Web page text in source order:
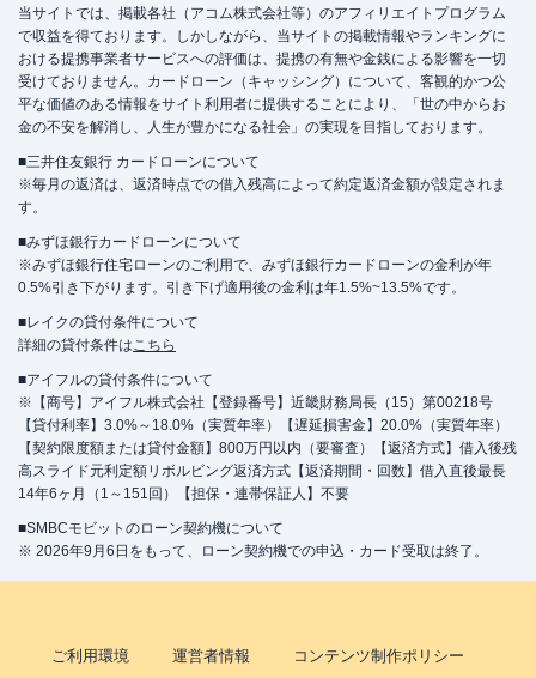
当サイトでは、掲載各社（アコム株式会社等）のアフィリエイトプログラム
で収益を得ております。しかしながら、当サイトの掲載情報やランキングに
おける提携事業者サービスへの評価は、提携の有無や金銭による影響を一切
受けておりません。カードローン（キャッシング）について、客観的かつ公
平な価値のある情報をサイト利用者に提供することにより、「世の中からお
金の不安を解消し、人生が豊かになる社会」の実現を目指しております。
■三井住友銀行 カードローンについて
※毎月の返済は、返済時点での借入残高によって約定返済金額が設定されま
す。
■みずほ銀行カードローンについて
※みずほ銀行住宅ローンのご利用で、みずほ銀行カードローンの金利が年
0.5%引き下がります。引き下げ適用後の金利は年1.5%~13.5%です。
■レイクの貸付条件について
詳細の貸付条件はこちら
■アイフルの貸付条件について
※【商号】アイフル株式会社【登録番号】近畿財務局長（15）第00218号
【貸付利率】3.0%～18.0%（実質年率）【遅延損害金】20.0%（実質年率）
【契約限度額または貸付金額】800万円以内（要審査）【返済方式】借入後残
高スライド元利定額リボルビング返済方式【返済期間・回数】借入直後最長
14年6ヶ月（1～151回）【担保・連帯保証人】不要
■SMBCモビットのローン契約機について
※ 2026年9月6日をもって、ローン契約機での申込・カード受取は終了。
ご利用環境 運営者情報
コンテンツ制作ポリシー